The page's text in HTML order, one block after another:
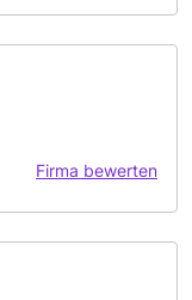
Firma bewerten